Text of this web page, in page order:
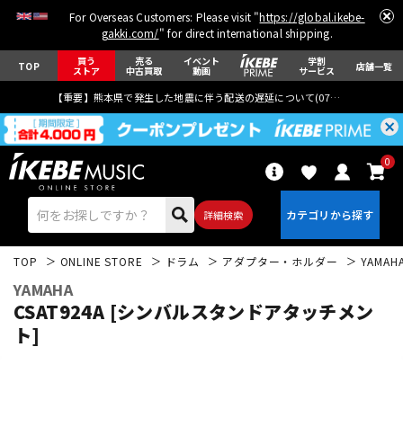
For Overseas Customers: Please visit "https://global.ikebe-
gakki.com/" for direct international shipping.
TOP 買う
ストア
売る
中古買取
イベント
動画
学割
サービス 店舗一覧
【重要】熊本県で発生した地震に伴う配送の遅延について(07月29日
詳細検索
0
TOP ONLINE STORE ドラム アダプター・ホルダー
YAMAHA
CSAT924A [シンバルスタンドアタッチメン
ト]